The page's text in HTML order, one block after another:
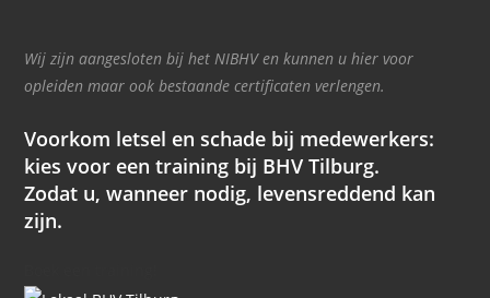
Wij zijn aangesloten bij het NIBHV en kunnen u hier voor
opleiden maar ook bestaande certificaten verlengen.
Voorkom letsel en schade bij medewerkers:
kies voor een training bij BHV Tilburg.
Zodat u, wanneer nodig, levensreddend kan
zijn.